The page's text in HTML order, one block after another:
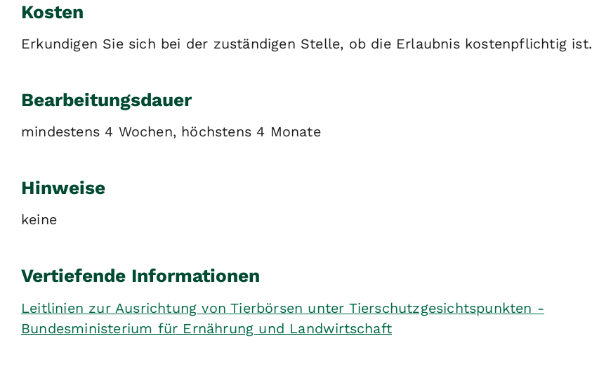
Kosten
Erkundigen Sie sich bei der zuständigen Stelle, ob die Erlaubnis kostenpflichtig ist.
Bearbeitungsdauer
mindestens 4 Wochen, höchstens 4 Monate
Hinweise
keine
Vertiefende Informationen
Leitlinien zur Ausrichtung von Tierbörsen unter Tierschutzgesichtspunkten -
Bundesministerium für Ernährung und Landwirtschaft